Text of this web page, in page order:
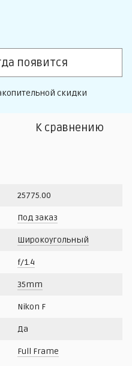
появится
скидки
К сравнению
25775.00
Под заказ
Широкоугольный
f/1.4
35mm
Nikon F
Да
Full Frame